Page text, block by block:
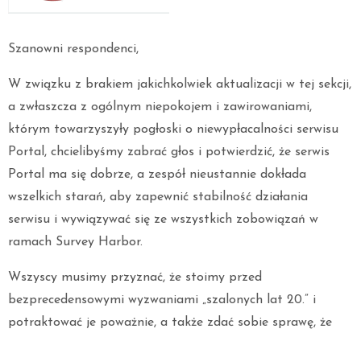
Szanowni respondenci,
W związku z brakiem jakichkolwiek aktualizacji w tej sekcji,
a zwłaszcza z ogólnym niepokojem i zawirowaniami,
którym towarzyszyły pogłoski o niewypłacalności serwisu
Portal, chcielibyśmy zabrać głos i potwierdzić, że serwis
Portal ma się dobrze, a zespół nieustannie dokłada
wszelkich starań, aby zapewnić stabilność działania
serwisu i wywiązywać się ze wszystkich zobowiązań w
ramach Survey Harbor.
Wszyscy musimy przyznać, że stoimy przed
bezprecedensowymi wyzwaniami „szalonych lat 20.” i
potraktować je poważnie, a także zdać sobie sprawę, że